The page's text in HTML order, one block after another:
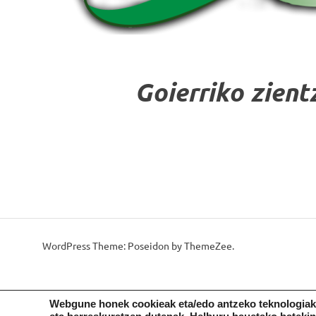
Goierriko
WordPress Theme: Poseidon by ThemeZee.
Webgune honek cookieak eta/edo antzeko